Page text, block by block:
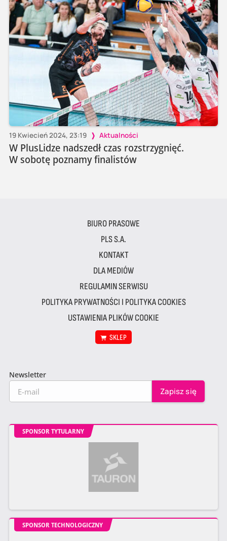
19 Kwiecień 2024, 23:19 Aktualności
W PlusLidze nadszedł czas rozstrzygnięć.
W sobotę poznamy finalistów
BIURO PRASOWE
PLS S.A.
KONTAKT
DLA MEDIÓW
REGULAMIN SERWISU
POLITYKA PRYWATNOŚCI I POLITYKA COOKIES
USTAWIENIA PLIKÓW COOKIE
SKLEP
Newsletter
SPONSOR TYTULARNY
SPONSOR TECHNOLOGICZNY